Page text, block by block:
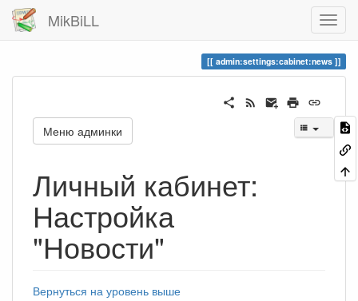
MikBiLL
admin:settings:cabinet:news
Меню админки
Личный кабинет:
Настройка
"Новости"
Вернуться на уровень выше